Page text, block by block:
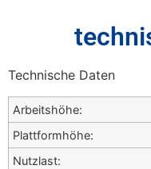
Technische Daten
Arbeitshöhe:
Plattformhöhe:
Nutzlast: